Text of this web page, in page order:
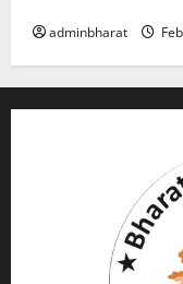
adminbharat